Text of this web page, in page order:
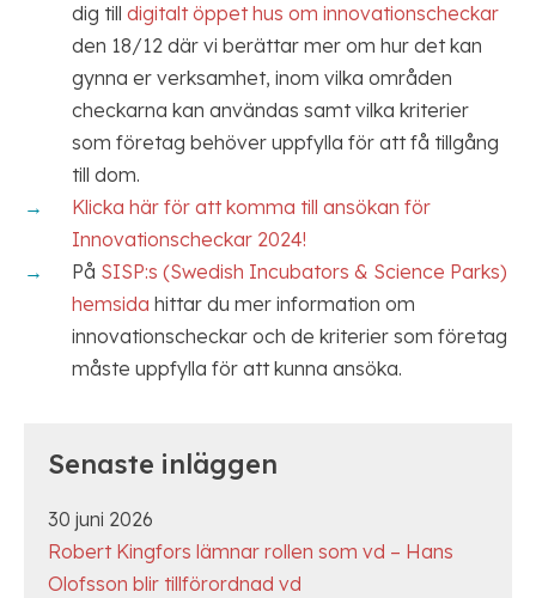
dig till digitalt öppet hus om innovationscheckar
den 18/12 där vi berättar mer om hur det kan
gynna er verksamhet, inom vilka områden
checkarna kan användas samt vilka kriterier
som företag behöver uppfylla för att få tillgång
till dom.
Klicka här för att komma till ansökan för
Innovationscheckar 2024!
På SISP:s (Swedish Incubators & Science Parks)
hemsida hittar du mer information om
innovationscheckar och de kriterier som företag
måste uppfylla för att kunna ansöka.
Senaste inläggen
30 juni 2026
Robert Kingfors lämnar rollen som vd – Hans
Olofsson blir tillförordnad vd